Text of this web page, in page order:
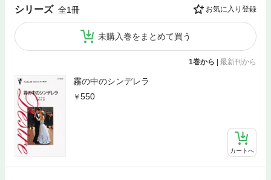
シリーズ 全1冊 お気に入り登録
未購入巻をまとめて買う
1巻から 最新刊から
霧の中のシンデレラ
550
カートへ